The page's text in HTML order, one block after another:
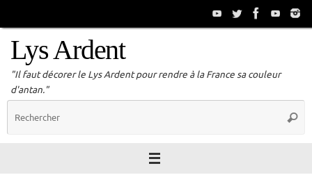
Lys Ardent
"Il faut décorer le Lys Ardent pour rendre à la France sa couleur
d'antan."